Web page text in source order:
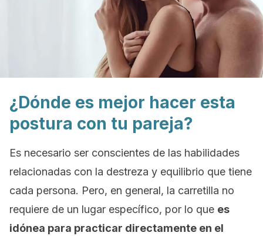
¿Dónde es mejor hacer esta
postura con tu pareja?
Es necesario ser conscientes de las habilidades
relacionadas con la destreza y equilibrio que tiene
cada persona. Pero, en general, la carretilla no
requiere de un lugar específico, por lo que es
idónea para practicar directamente en el